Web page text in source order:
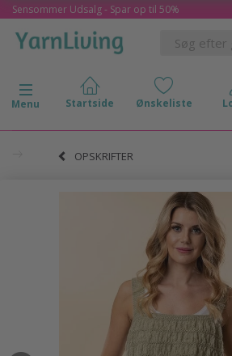
Sensommer Udsalg - Spar op til 50%
Skifte navigation
Menu
OPSKRIFTER